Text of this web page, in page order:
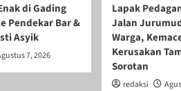
di Gading
Pendekar Bar &
Asyik
7, 2026
Lapak
Jalan
Warga,
Kerusakan
Sorotan
redaksi